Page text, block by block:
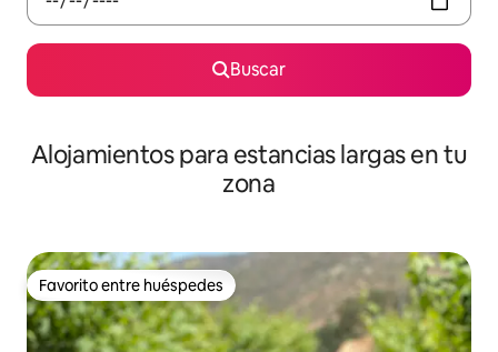
Buscar
Alojamientos para estancias largas en tu
zona
Favorito entre huéspedes
Favorito entre huéspedes